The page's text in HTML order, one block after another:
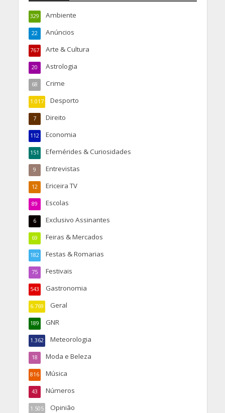
Ambiente
329
Anúncios
22
Arte & Cultura
767
Astrologia
20
Crime
68
Desporto
1.017
Direito
7
Economia
112
Efemérides & Curiosidades
151
Entrevistas
9
Ericeira TV
12
Escolas
89
Exclusivo Assinantes
6
Feiras & Mercados
69
Festas & Romarias
182
Festivais
75
Gastronomia
543
Geral
6.769
GNR
189
Meteorologia
1.362
Moda e Beleza
18
Música
816
Números
43
Opinião
1.505